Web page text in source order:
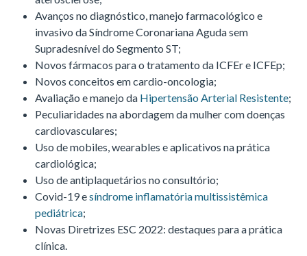
Avanços no diagnóstico, manejo farmacológico e
invasivo da Síndrome Coronariana Aguda sem
Supradesnível do Segmento ST;
Novos fármacos para o tratamento da ICFEr e ICFEp;
Novos conceitos em cardio-oncologia;
Avaliação e manejo da Hipertensão Arterial Resistente;
Peculiaridades na abordagem da mulher com doenças
cardiovasculares;
Uso de mobiles, wearables e aplicativos na prática
cardiológica;
Uso de antiplaquetários no consultório;
Covid-19 esíndrome inflamatória multissistêmica
pediátrica;
Novas Diretrizes ESC 2022: destaques para a prática
clínica.